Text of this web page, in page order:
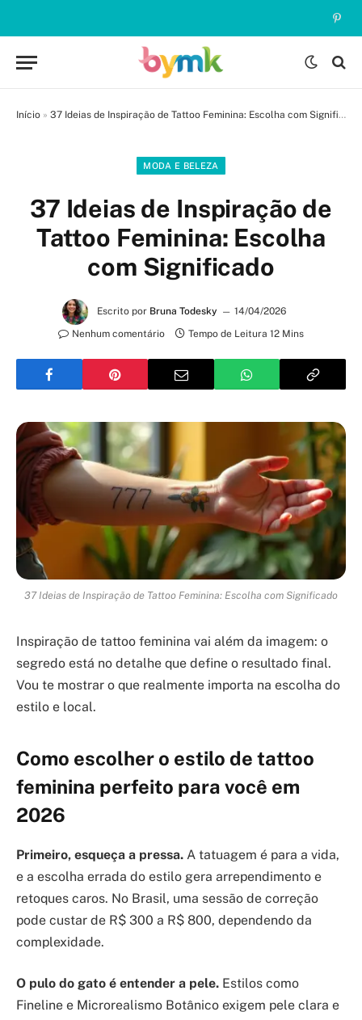
Início » 37 Ideias de Inspiração de Tattoo Feminina: Escolha com Significado
MODA E BELEZA
37 Ideias de Inspiração de
Tattoo Feminina: Escolha
com Significado
Escrito por Bruna Todesky
14/04/2026
Nenhum comentário
Tempo de Leitura 12 Mins
37 Ideias de Inspiração de Tattoo Feminina: Escolha com Significado
Inspiração de tattoo feminina vai além da imagem: o
segredo está no detalhe que define o resultado final.
Vou te mostrar o que realmente importa na escolha do
estilo e local.
Como escolher o estilo de tattoo
feminina perfeito para você em
2026
Primeiro, esqueça a pressa. A tatuagem é para a vida,
e a escolha errada do estilo gera arrependimento e
retoques caros. No Brasil, uma sessão de correção
pode custar de R$ 300 a R$ 800, dependendo da
complexidade.
O pulo do gato é entender a pele. Estilos como
Fineline e Microrealismo Botânico exigem pele clara e